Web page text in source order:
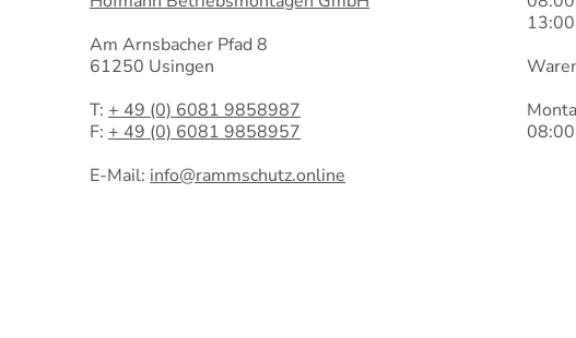
Am Arnsbacher Pfad 8
61250 Usingen
T: + 49 (0) 6081 9858987
F: + 49 (0) 6081 9858957
E-Mail: info@rammschutz.online